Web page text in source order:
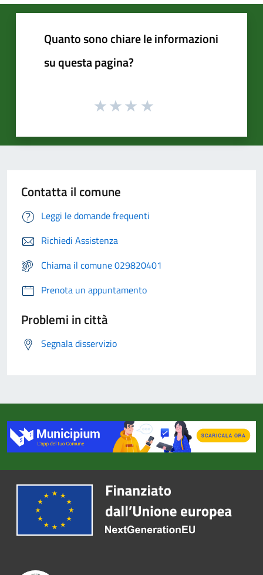
Quanto sono chiare le informazioni
su questa pagina?
Contatta il comune
Leggi le domande frequenti
Richiedi Assistenza
Chiama il comune 029820401
Prenota un appuntamento
Problemi in città
Segnala disservizio